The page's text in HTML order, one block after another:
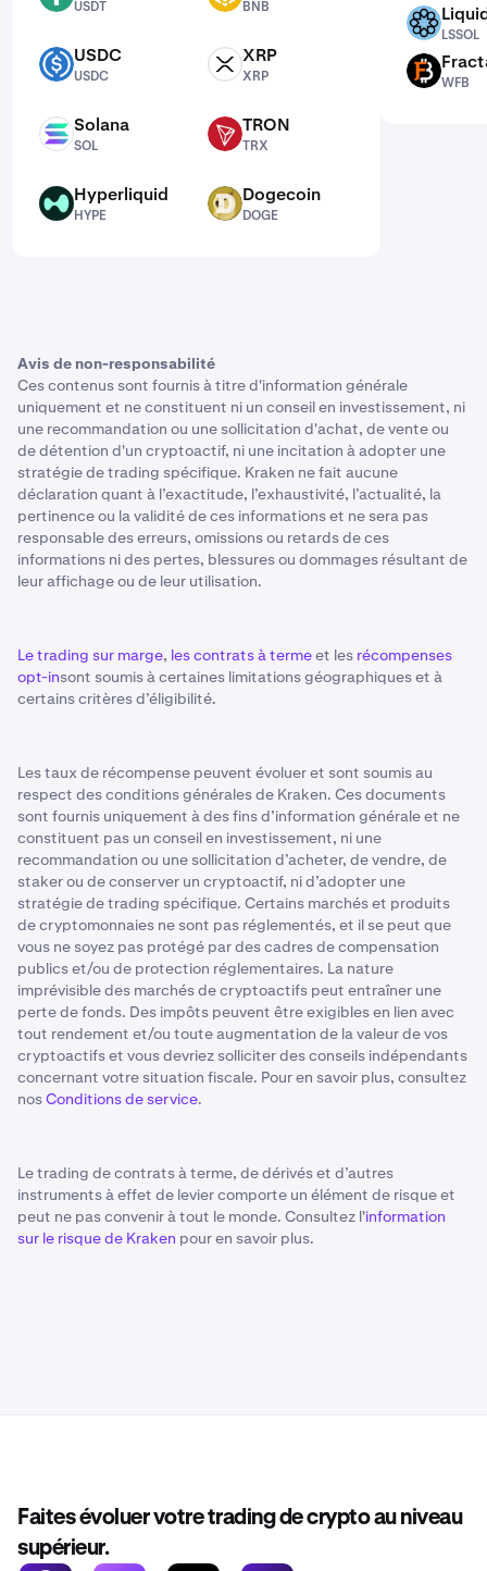
USDT BNB
USDC USDC
USDC
XRP XRP
XRP
SOL Solana
SOL
TRX TRON
TRX
HYPE Hyperliquid
HYPE
DOGE Dogecoin
DOGE
LSSOL
LSSOL
WFB
WFB
Avis de non-responsabilité
Ces contenus sont fournis à titre d'information générale
uniquement et ne constituent ni un conseil en investissement, ni
une recommandation ou une sollicitation d'achat, de vente ou
de détention d'un cryptoactif, ni une incitation à adopter une
stratégie de trading spécifique. Kraken ne fait aucune
déclaration quant à l’exactitude, l’exhaustivité, l’actualité, la
pertinence ou la validité de ces informations et ne sera pas
responsable des erreurs, omissions ou retards de ces
informations ni des pertes, blessures ou dommages résultant de
leur affichage ou de leur utilisation.
Le trading sur marge, les contrats à termeet les récompenses
opt-insont soumis à certaines limitations géographiques et à
certains critères d’éligibilité.
Les taux de récompense peuvent évoluer et sont soumis au
respect des conditions générales de Kraken. Ces documents
sont fournis uniquement à des fins d’information générale et ne
constituent pas un conseil en investissement, ni une
recommandation ou une sollicitation d’acheter, de vendre, de
staker ou de conserver un cryptoactif, ni d’adopter une
stratégie de trading spécifique. Certains marchés et produits
de cryptomonnaies ne sont pas réglementés, et il se peut que
vous ne soyez pas protégé par des cadres de compensation
publics et/ou de protection réglementaires. La nature
imprévisible des marchés de cryptoactifs peut entraîner une
perte de fonds. Des impôts peuvent être exigibles en lien avec
tout rendement et/ou toute augmentation de la valeur de vos
cryptoactifs et vous devriez solliciter des conseils indépendants
concernant votre situation fiscale. Pour en savoir plus, consultez
nosConditions de service.
Le trading de contrats à terme, de dérivés et d’autres
instruments à effet de levier comporte un élément de risque et
peut ne pas convenir à tout le monde. Consultez l'information
sur le risque de Kraken pour en savoir plus.
Faites évoluer votre trading de crypto au niveau
supérieur.